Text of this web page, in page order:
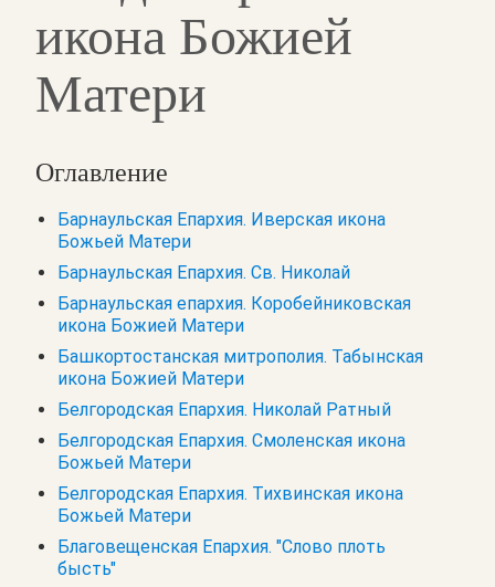
икона Божией
Матери
Оглавление
Барнаульская Епархия. Иверская икона
Божьей Матери
Барнаульская Епархия. Св. Николай
Барнаульская епархия. Коробейниковская
икона Божией Матери
Башкортостанская митрополия. Табынская
икона Божией Матери
Белгородская Епархия. Николай Ратный
Белгородская Епархия. Смоленская икона
Божьей Матери
Белгородская Епархия. Тихвинская икона
Божьей Матери
Благовещенская Епархия. "Слово плоть
бысть"